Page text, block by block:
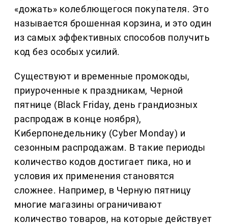
«дожать» колеблющегося покупателя. Это
называется брошенная корзина, и это один
из самых эффективных способов получить
код без особых усилий.
Существуют и временные промокоды,
приуроченные к праздникам, Черной
пятнице (Black Friday, день грандиозных
распродаж в конце ноября),
Киберпонедельнику (Cyber Monday) и
сезонным распродажам. В такие периоды
количество кодов достигает пика, но и
условия их применения становятся
сложнее. Например, в Черную пятницу
многие магазины ограничивают
количество товаров, на которые действует